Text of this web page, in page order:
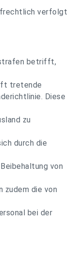
verfolgt
betrifft,
tretende
Diese
zu
durch die
von
zudem die von
bei der